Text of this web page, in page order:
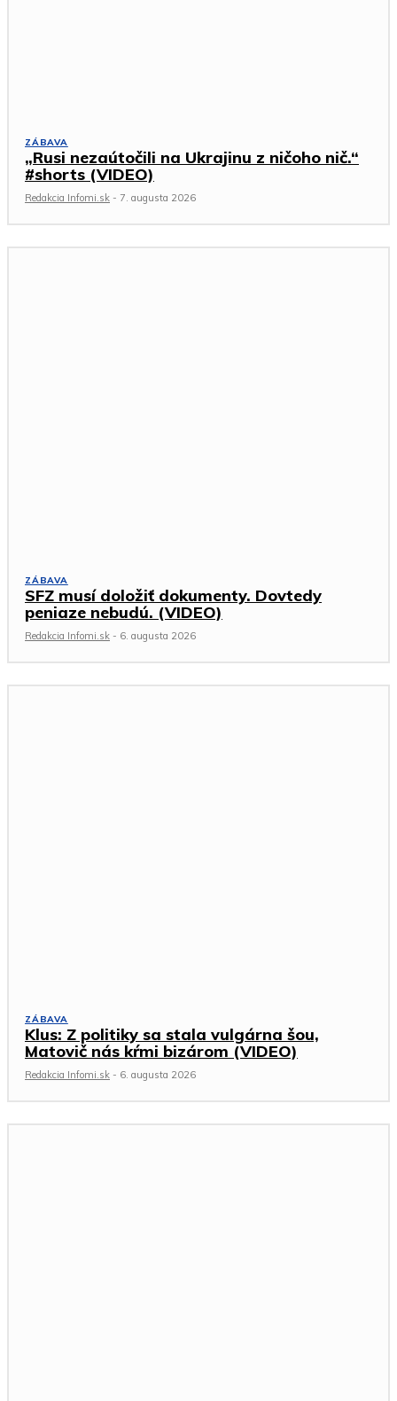
ZÁBAVA
„Rusi nezaútočili na Ukrajinu z ničoho nič.“
#shorts (VIDEO)
Redakcia Infomi.sk - 7. augusta 2026
ZÁBAVA
SFZ musí doložiť dokumenty. Dovtedy
peniaze nebudú. (VIDEO)
Redakcia Infomi.sk - 6. augusta 2026
ZÁBAVA
Klus: Z politiky sa stala vulgárna šou,
Matovič nás kŕmi bizárom (VIDEO)
Redakcia Infomi.sk - 6. augusta 2026